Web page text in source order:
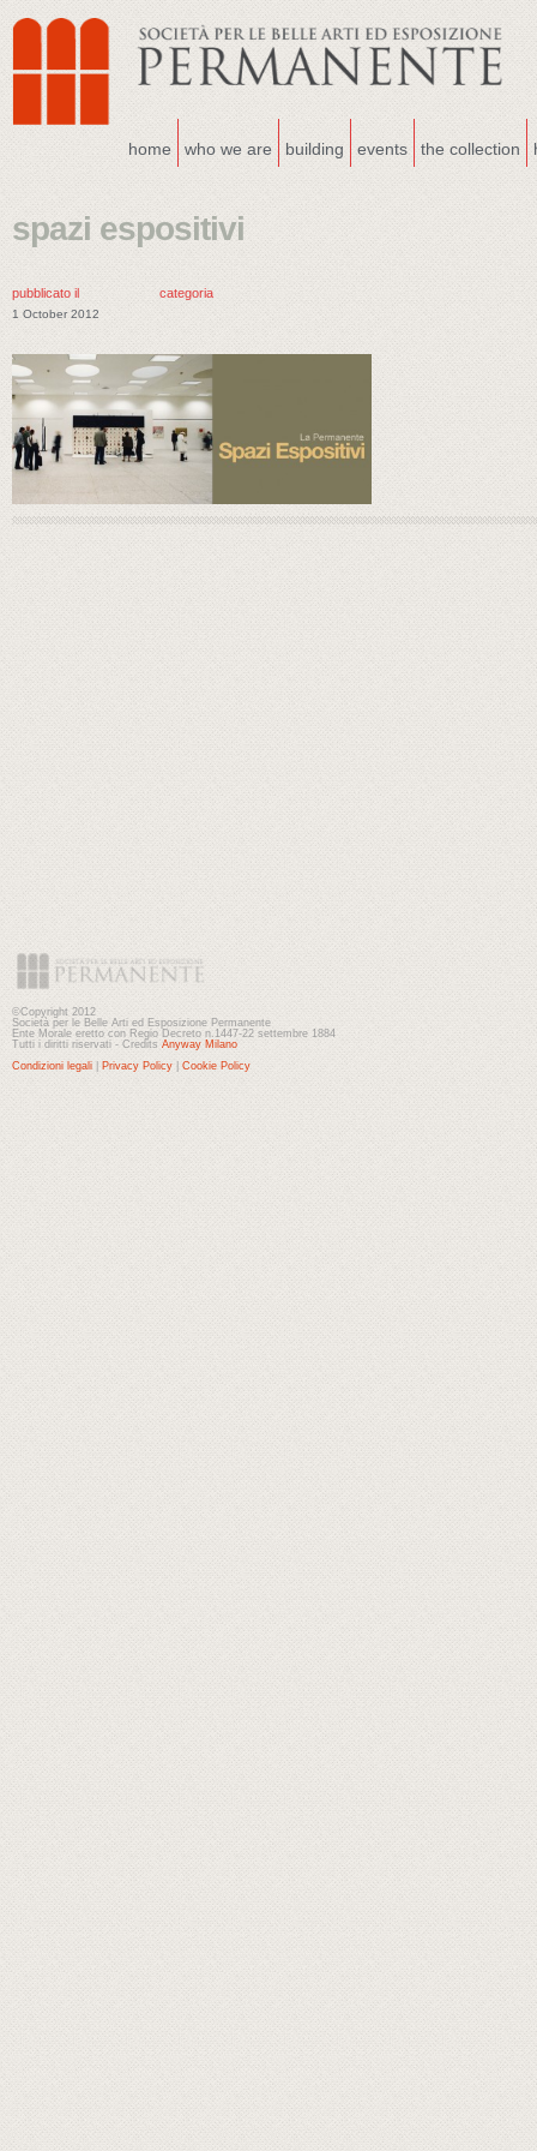
home who we are building events the collection
spazi espositivi
pubblicato il
1 October 2012
categoria
©Copyright 2012
Società per le Belle Arti ed Esposizione Permanente
Ente Morale eretto con Regio Decreto n.1447-22 settembre 1884
Tutti i diritti riservati - Credits Anyway Milano
Condizioni legali
Privacy Policy Cookie Policy